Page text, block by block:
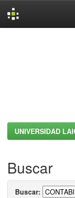
UNIVERSIDAD
Buscar
Buscar: